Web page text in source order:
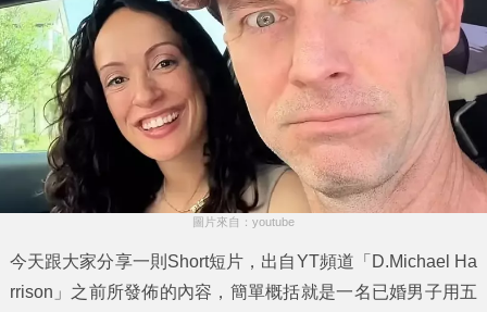
圖片來自：youtube
今天跟大家分享一則Short短片，出自YT頻道「D.Michael Ha
rrison」之前所發佈的內容，簡單概括就是一名已婚男子用五